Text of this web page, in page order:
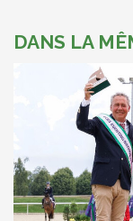
DANS LA